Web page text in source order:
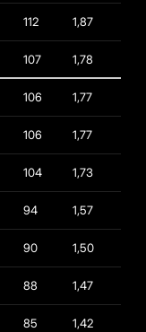
112 1,87
107 1,78
106 1,77
106 1,77
104 1,73
94 1,57
90 1,50
88 1,47
85 1,42